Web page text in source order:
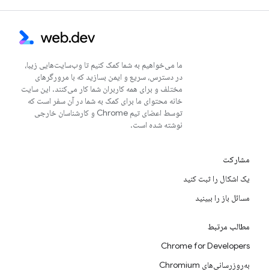
ما می‌خواهیم به شما کمک کنیم تا وب‌سایت‌هایی زیبا،
در دسترس، سریع و ایمن بسازید که با مرورگرهای
مختلف و برای همه کاربران شما کار می‌کنند. این سایت
خانه محتوای ما برای کمک به شما در آن سفر است که
توسط اعضای تیم Chrome و کارشناسان خارجی
نوشته شده است.
مشارکت
یک اشکال را ثبت کنید
مسائل باز را ببینید
مطالب مرتبط
Chrome for Developers
به‌روزرسانی‌های Chromium